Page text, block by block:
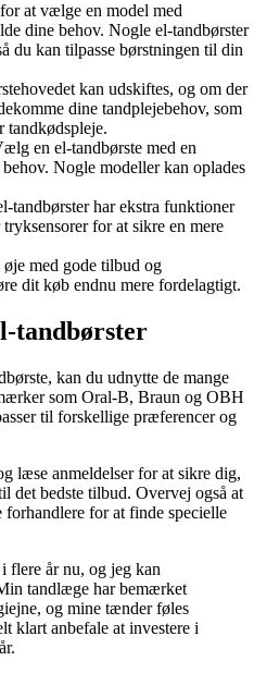
at vælge en model med
dine behov. Nogle el-tandbørster
du kan tilpasse børstningen til din
kan udskiftes, og om der
dine tandplejebehov, som
tandkødspleje.
en el-tandbørste med en
Nogle modeller kan oplades
tandbørster har ekstra funktioner
for at sikre en mere
med gode tilbud og
dit køb endnu mere fordelagtigt.
tandbørster
kan du udnytte de mange
som Oral-B, Braun og OBH
til forskellige præferencer og
læse anmeldelser for at sikre dig,
det bedste tilbud. Overvej også at
for at finde specielle
flere år nu, og jeg kan
tandlæge har bemærket
og mine tænder føles
klart anbefale at investere i